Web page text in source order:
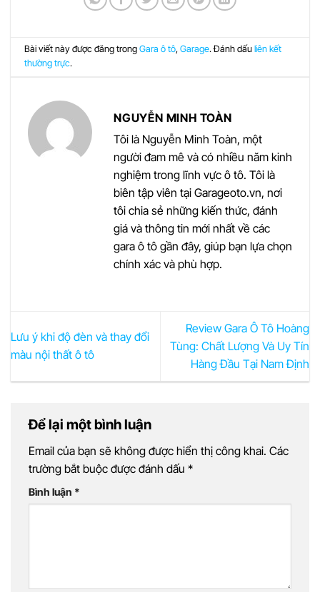
Bài viết này được đăng trongGara ô tô,Garage. Đánh dấuliên kết
thường trực.
NGUYỄN MINH TOÀN
Tôi là Nguyễn Minh Toàn, một
người đam mê và có nhiều năm kinh
nghiệm trong lĩnh vực ô tô. Tôi là
biên tập viên tại Garageoto.vn, nơi
tôi chia sẻ những kiến thức, đánh
giá và thông tin mới nhất về các
gara ô tô gần đây, giúp bạn lựa chọn
chính xác và phù hợp.
Lưu ý khi độ đèn và thay đổi
màu nội thất ô tô
Review Gara Ô Tô Hoàng
Tùng: Chất Lượng Và Uy Tín
Hàng Đầu Tại Nam Định
Để lại một bình luận
Email của bạn sẽ không được hiển thị công khai. Các
trường bắt buộc được đánh dấu *
Bình luận *